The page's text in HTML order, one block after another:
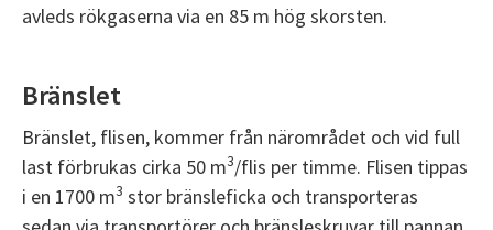
avleds rökgaserna via en 85 m hög skorsten.
Bränslet
Bränslet, flisen, kommer från närområdet och vid full
last förbrukas cirka 50 m3/flis per timme. Flisen tippas
i en 1700 m3 stor bränsleficka och transporteras